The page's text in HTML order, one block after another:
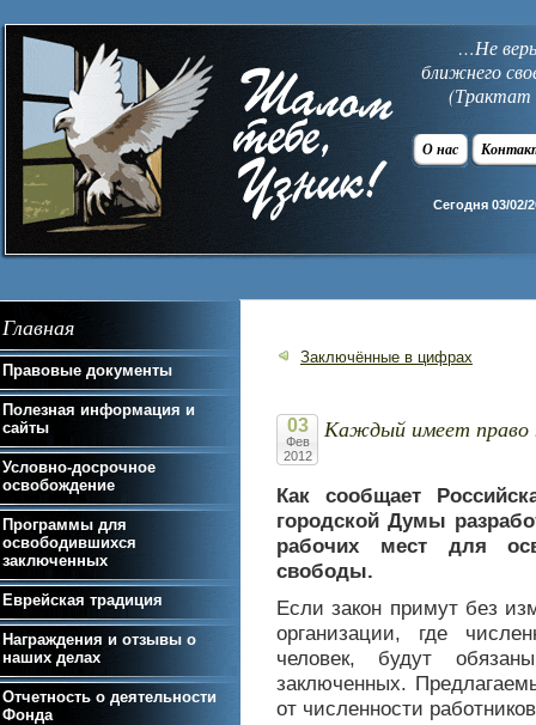
…Не
ближнего
(Трактат
О нас
Сегодня 03/02/
Заключённые в цифрах
03
Фев
2012
Каждый имеет
Как сообщает
городской Думы
рабочих мест для
свободы.
Если закон примут без
организации, где
человек, будут
заключенных.
от численности
Главная
Правовые документы
Полезная информация и
сайты
Условно-досрочное
освобождение
Программы для
освободившихся
заключенных
Еврейская традиция
Награждения и отзывы о
наших делах
Отчетность о деятельности
Фонда